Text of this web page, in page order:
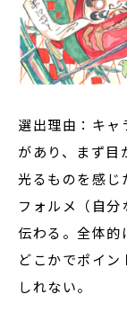
選出理由：キャ
があり、まず目
光るものを感じ
フォルメ（自
伝わる。全体的
どこかでポイン
しれない。